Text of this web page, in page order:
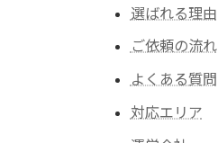
選ばれる理由
ご依頼の流れ
よくある質問
対応エリア